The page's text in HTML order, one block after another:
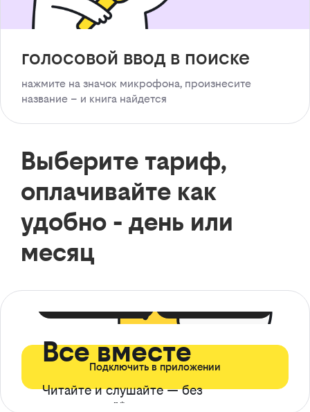
голосовой ввод в поиске
нажмите на значок микрофона, произнесите
название – и книга найдется
Выберите тариф,
оплачивайте как
удобно - день или
месяц
Все вместе
Читайте и слушайте — без
ограничений*
Подключить в приложении